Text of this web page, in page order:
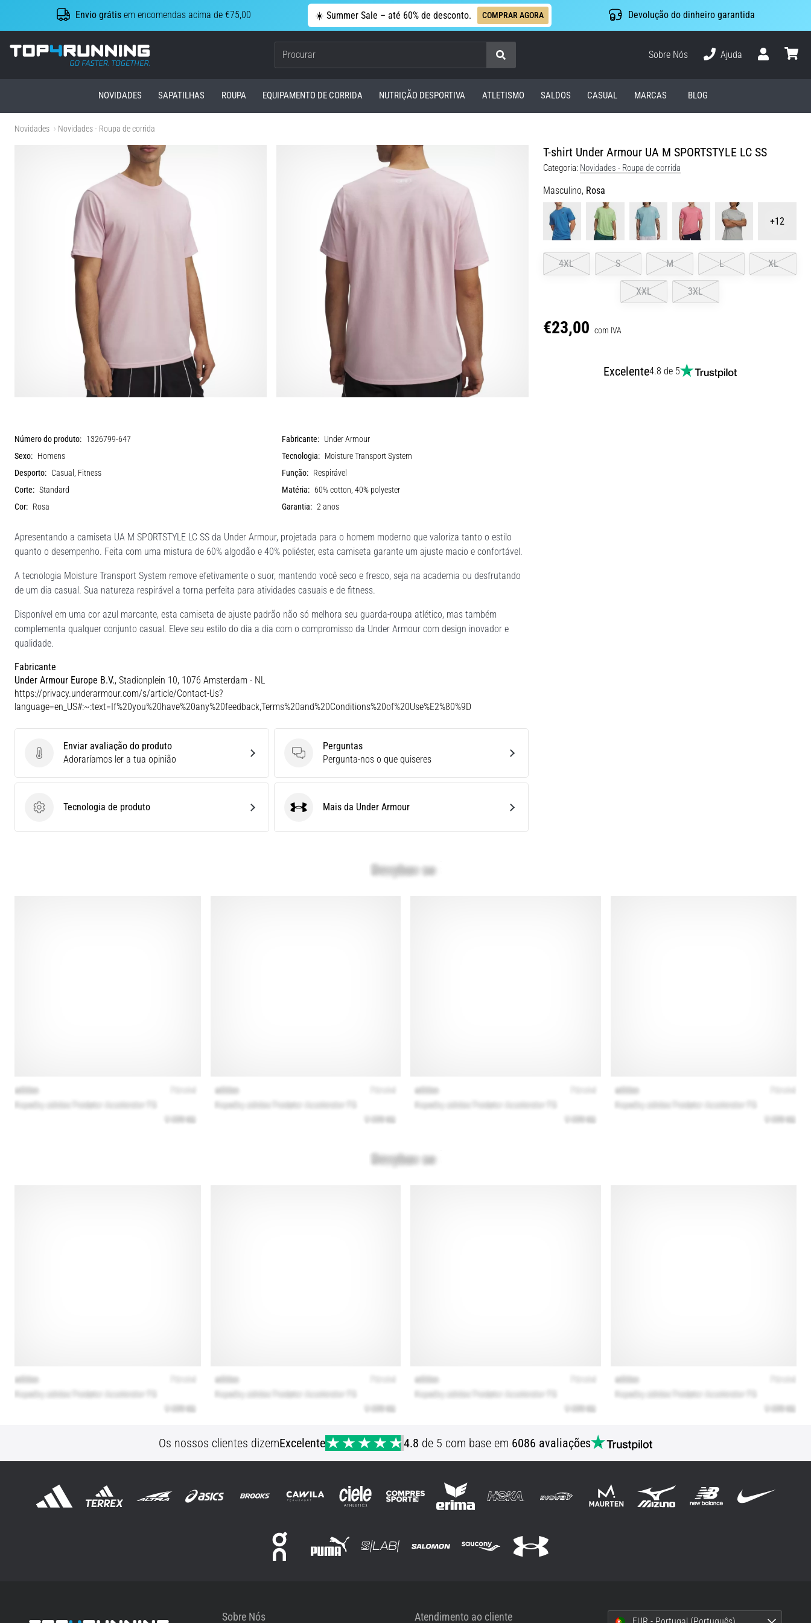
Envio grátis em encomendas acima de €75,00 ☀️ Summer Sale – até 60% de desconto. COMPRAR AGORA Devolução do dinheiro garantida
Top4Running.pt
Procurar
Sobre Nós
Ajuda
NOVIDADES SAPATILHAS ROUPA EQUIPAMENTO DE CORRIDA NUTRIÇÃO DESPORTIVA ATLETISMO SALDOS CASUAL MARCAS BLOG
Novidades Novidades - Roupa de corrida
T-shirt Under Armour UA M SPORTSTYLE LC SS
Categoria: Novidades - Roupa de corrida
Masculino, Rosa
+12
4XL S M L XL
XXL 3XL
€23,00 com IVA
Excelente4.8 de 5
Número do produto: 1326799-647 Fabricante: Under Armour
Sexo: Homens Tecnologia: Moisture Transport System
Desporto: Casual, Fitness Função: Respirável
Corte: Standard Matéria: 60% cotton, 40% polyester
Cor: Rosa Garantia: 2 anos
Apresentando a camiseta UA M SPORTSTYLE LC SS da Under Armour, projetada para o homem moderno que valoriza tanto o estilo
quanto o desempenho. Feita com uma mistura de 60% algodão e 40% poliéster, esta camiseta garante um ajuste macio e confortável.
A tecnologia Moisture Transport System remove efetivamente o suor, mantendo você seco e fresco, seja na academia ou desfrutando
de um dia casual. Sua natureza respirável a torna perfeita para atividades casuais e de fitness.
Disponível em uma cor azul marcante, esta camiseta de ajuste padrão não só melhora seu guarda-roupa atlético, mas também
complementa qualquer conjunto casual. Eleve seu estilo do dia a dia com o compromisso da Under Armour com design inovador e
qualidade.
Fabricante
Under Armour Europe B.V., Stadionplein 10, 1076 Amsterdam - NL
https://privacy.underarmour.com/s/article/Contact-Us?
language=en_US#:~:text=If%20you%20have%20any%20feedback,Terms%20and%20Conditions%20of%20Use%E2%80%9D
Enviar avaliação do produto
Enviar avaliação do produto
Adoraríamos ler a tua opinião
Perguntas
Perguntas
Pergunta-nos o que quiseres
Tecnologia de produto
Tecnologia de produto Under ArmourMais da Under Armour
Os nossos clientes dizemExcelente 4.8 de 5 com base em 6086 avaliações
Sobre Nós Atendimento ao cliente